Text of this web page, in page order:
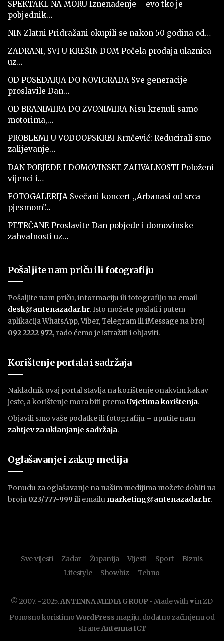
SPEKTAKL NA MORU Iznenađenje – evo tko je
pobjednik…
NIN Zlatni Pridražani okupili se nakon 50 godina od…
ZADRANI, SVI U KREŠIN DOM Počela prodaja ulaznica
uz…
OD POSEDARJA DO NOVIGRADA Sve generacije
proslavile Dan…
OD BRANIMIRA DO ZVONIMIRA Nisu krenuli samo
motorima,…
PROBLEMI U VODOOPSKRBI Krnčević: Reducirali smo
zalijevanje…
DAN POBJEDE I DOMOVINSKE ZAHVALNOSTI Položeni
vijenci i…
FOTOGALERIJA Svečani koncert „Arbanasi od srca
pjesmom”…
PETRČANE Proslavite Dan pobjede i domovinske
zahvalnosti uz…
Pošaljite nam priču ili fotografiju
Pošaljite nam priču, informaciju ili fotografiju na email
desk@antenazadar.hr. Isto možete poslati i putem
aplikacija WhatsApp, Viber, Telegram ili iMessage na broj
092 2222 972, rado ćemo je istražiti i objaviti.
Korištenje portala i sadržaja
Nakladnik ovaj portal stavlja na korištenje onakvim kakav
jeste, a korištenje mora biti premaUvjetima korištenja.
Objavili smo vaše podatke ili fotografiju – uputite nam
zahtjev za uklanjanje sadržaja.
Oglašavanje i zakup medija
Ponudu za oglašavanje na našim medijima možete dobiti na
broju 023/777-999 ili emailu marketing@antenazadar.hr.
Sve vijesti Zadar Županija Vijesti Sport
Biznis
Lifestyle
Showbiz Tehno
© 2007. - 2025.ANTENNA MEDIA GROUP • Made with ♥ in ZD
Ponosno koristimoWordPress magiju, dodatno začinjenu od
straneAntenna ICT